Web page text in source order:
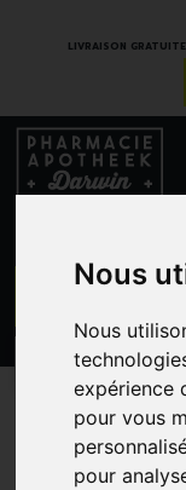
Nous
Nous
expérience
pour vous
pour
LIVRAISON GRATUITE
Ducray